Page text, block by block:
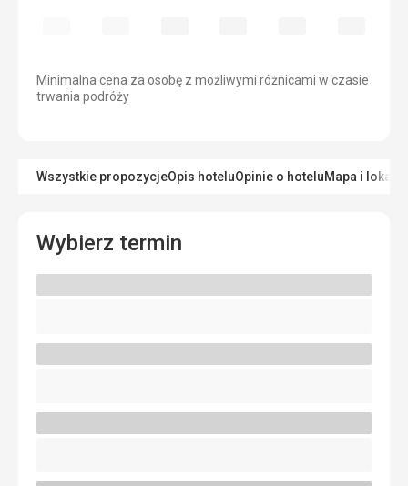
Minimalna cena za osobę z możliwymi różnicami w czasie
trwania podróży
Wszystkie propozycjeOpis hoteluOpinie o hoteluMapa i
Wybierz termin